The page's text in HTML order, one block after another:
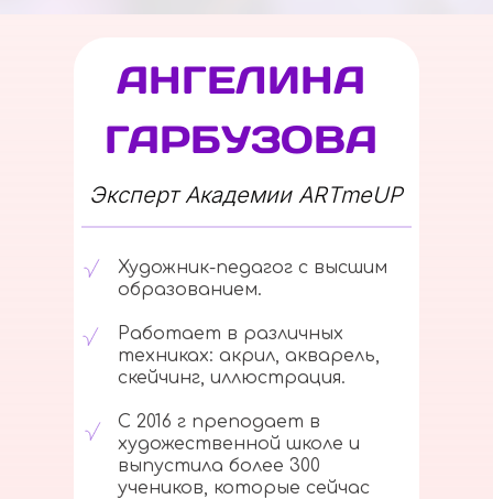
АНГЕЛИНА
ГАРБУЗОВА
Эксперт Академии ARTmeUP
Художник-педагог с высшим
образованием.
Работает в различных
техниках: акрил, акварель,
скейчинг, иллюстрация.
С 2016 г преподает в
художественной школе и
выпустила более 300
учеников, которые сейчас